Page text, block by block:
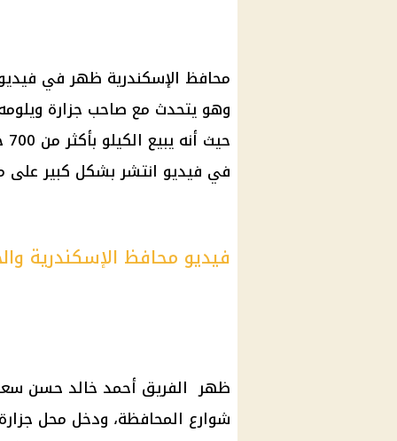
محافظ الإسكندرية ظهر في
وهو يتحدث مع صاحب جزارة
حيث أنه يبيع الكيلو بأكثر من 700 جنيه، مما جعل
في فيديو انتشر بشكل كبير على
فيديو محافظ الإسكندرية
ظهر الفريق أحمد خالد حسن
شوارع المحافظة، ودخل محل